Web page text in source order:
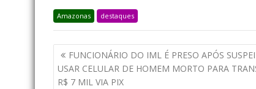
Amazonas destaques
FUNCIONÁRIO DO IML É PRESO APÓS
USAR CELULAR DE HOMEM MORTO PARA
R$ 7 MIL VIA PIX